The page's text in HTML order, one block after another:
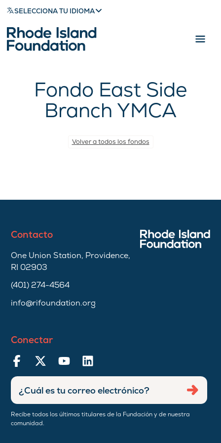
SELECCIONA TU IDIOMA
Fondo East Side
Branch YMCA
Volver a todos los fondos
Contacto
One Union Station, Providence,
RI 02903
(401) 274-4564
info@rifoundation.org
Conectar
Recibe todos los últimos titulares de la Fundación y de nuestra
comunidad.
Ingresar
dirección
de
correo
Enviar